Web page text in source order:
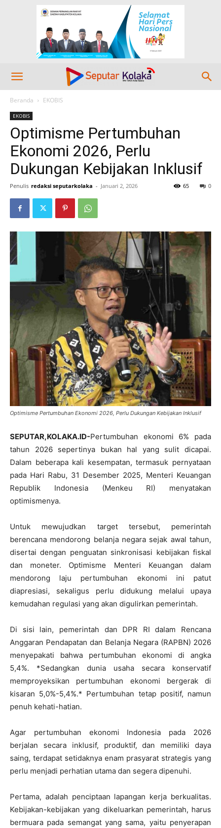
Beranda EKOBIS
EKOBIS
Optimisme Pertumbuhan
Ekonomi 2026, Perlu
Dukungan Kebijakan Inklusif
Penulis redaksi seputarkolaka - Januari 2, 2026 0
65
Optimisme Pertumbuhan Ekonomi 2026, Perlu Dukungan Kebijakan Inklusif
SEPUTAR,KOLAKA.ID-Pertumbuhan ekonomi 6% pada
tahun 2026 sepertinya bukan hal yang sulit dicapai.
Dalam beberapa kali kesempatan, termasuk pernyataan
pada Hari Rabu, 31 Desember 2025, Menteri Keuangan
Republik Indonesia (Menkeu RI) menyatakan
optimismenya.
Untuk mewujudkan target tersebut, pemerintah
berencana mendorong belanja negara sejak awal tahun,
disertai dengan penguatan sinkronisasi kebijakan fiskal
dan moneter. Optimisme Menteri Keuangan dalam
mendorong laju pertumbuhan ekonomi ini patut
diapresiasi, sekaligus perlu didukung melalui upaya
kemudahan regulasi yang akan digulirkan pemerintah.
Di sisi lain, pemerintah dan DPR RI dalam Rencana
Anggaran Pendapatan dan Belanja Negara (RAPBN) 2026
menyepakati bahwa pertumbuhan ekonomi di angka
5,4%. *Sedangkan dunia usaha secara konservatif
memproyeksikan pertumbuhan ekonomi bergerak di
kisaran 5,0%-5,4%.* Pertumbuhan tetap positif, namun
penuh kehati-hatian.
Agar pertumbuhan ekonomi Indonesia pada 2026
berjalan secara inklusif, produktif, dan memiliki daya
saing, terdapat setidaknya enam prasyarat strategis yang
perlu menjadi perhatian utama dan segera dipenuhi.
Pertama, adalah penciptaan lapangan kerja berkualitas.
Kebijakan-kebijakan yang dikeluarkan pemerintah, harus
bermuara pada semangat yang sama, yaitu penyerapan